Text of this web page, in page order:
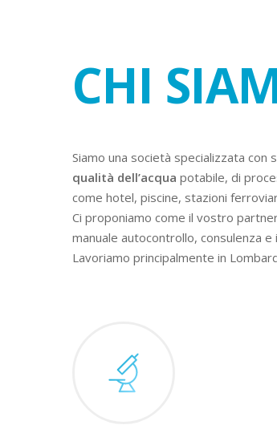
CHI
Siamo una società specializzata con
qualità dell’acquapotabile, di
come hotel, piscine, stazioni
Ci proponiamo come il vostro
manuale autocontrollo, consulenza
Lavoriamo principalmente in